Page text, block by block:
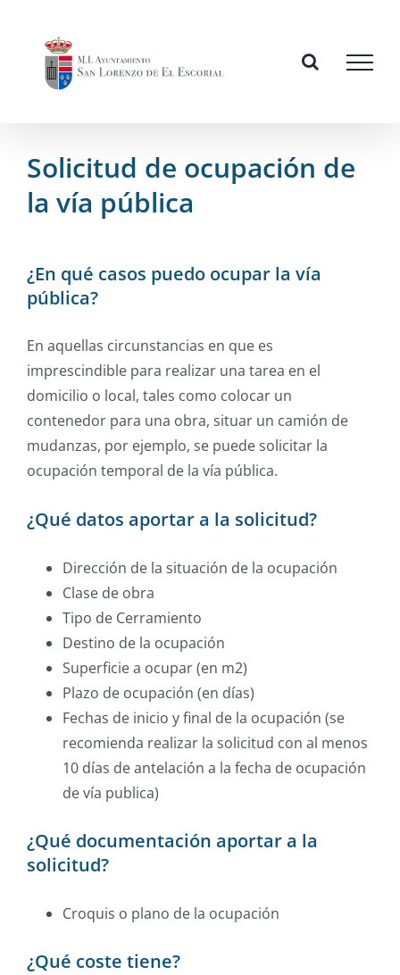
content
Solicitud de ocupación de
la vía pública
¿En qué casos puedo ocupar la vía
pública?
En aquellas circunstancias en que es
imprescindible para realizar una tarea en el
domicilio o local, tales como colocar un
contenedor para una obra, situar un camión de
mudanzas, por ejemplo, se puede solicitar la
ocupación temporal de la vía pública.
¿Qué datos aportar a la solicitud?
Dirección de la situación de la ocupación
Clase de obra
Tipo de Cerramiento
Destino de la ocupación
Superficie a ocupar (en m2)
Plazo de ocupación (en días)
Fechas de inicio y final de la ocupación (se
recomienda realizar la solicitud con al menos
10 días de antelación a la fecha de ocupación
de vía publica)
¿Qué documentación aportar a la
solicitud?
Croquis o plano de la ocupación
¿Qué coste tiene?